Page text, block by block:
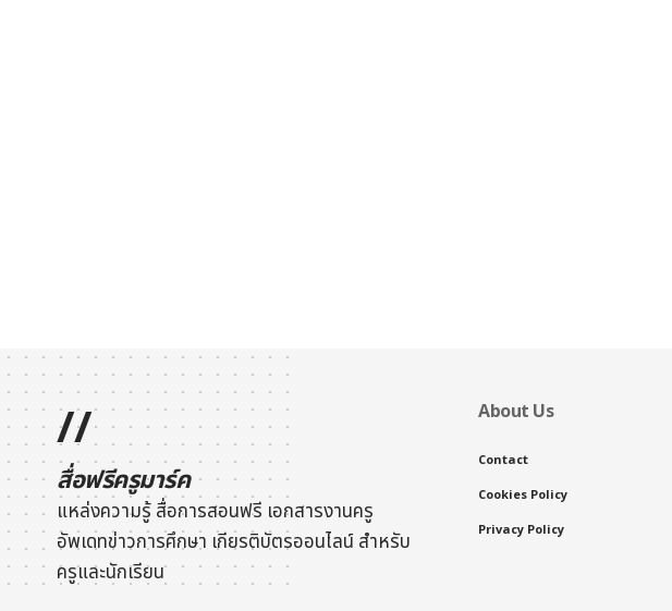
//
สื่อฟรีครูมาร์ค
แหล่งความรู้ สื่อการสอนฟรี เอกสารงานครู
อัพเดทข่าวการศึกษา เกียรติบัตรออนไลน์สำหรับ
ครูและนักเรียน
About Us
Contact
Cookies Policy
Privacy Policy